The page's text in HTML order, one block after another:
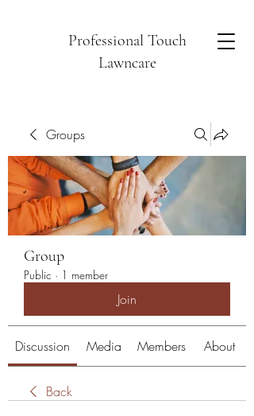
Professional Touch
Lawncare
Groups
Group
Public · 1 member
Join
Discussion Media Members About
Back